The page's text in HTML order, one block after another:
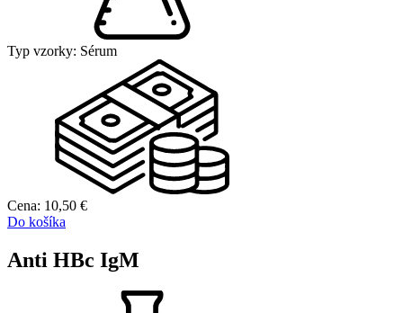
Typ vzorky: Sérum
Cena: 10,50 €
Do košíka
Anti HBc IgM